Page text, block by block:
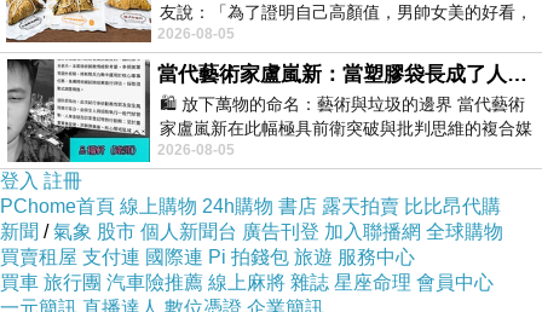
此外，玻璃的透明度也是關鍵。根據個人喜好和
隱私需求，可以選擇完全透明、半透明或帶有一
定模糊效果的玻璃。這可以在保持通透感的同
時，增加一定的私密性。
最後，要考慮功能與實用性。有些玻璃屏風可能
帶有開閉功能，可以根據需要進行展開或收縮，
這在需要時可以有效地分隔空間。另外，也可以
選擇帶有附加功能的玻璃屏風，如具有隔音、隔
熱功能的款式。
友說：「為了證明自己高顏值，男帥女美的好看，
且眼光高，我決定一輩子不外遇。」
2026-08-05
當代藝術家盧嵐新：當塑膠袋長成了人的模樣，我們的目光是否學會了放下偏見？
🛍️ 放下萬物的命名：藝術與垃圾的邊界 當代藝術
家盧嵐新在此幅極具前衛突破與批判思維的複合媒
材新作中，直接將被大眾定義為廢棄物
2026-08-05
登入 註冊
PChome首頁 線上購物 24h購物 書店 露天拍賣 比比昂代購
新聞 /氣象 股市 個人新聞台 廣告刊登 加入聯播網 全球購物
買賣租屋 支付連 國際連 Pi 拍錢包 旅遊 服務中心
買車 旅行團 汽車險推薦 線上麻將 雜誌 星座命理 會員中心
一元簡訊 直播達人 數位憑證 企業簡訊